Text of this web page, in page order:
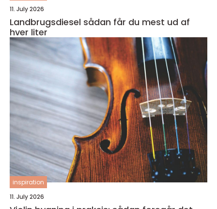
11. July 2026
Landbrugsdiesel sådan får du mest ud af
hver liter
inspiration
11. July 2026